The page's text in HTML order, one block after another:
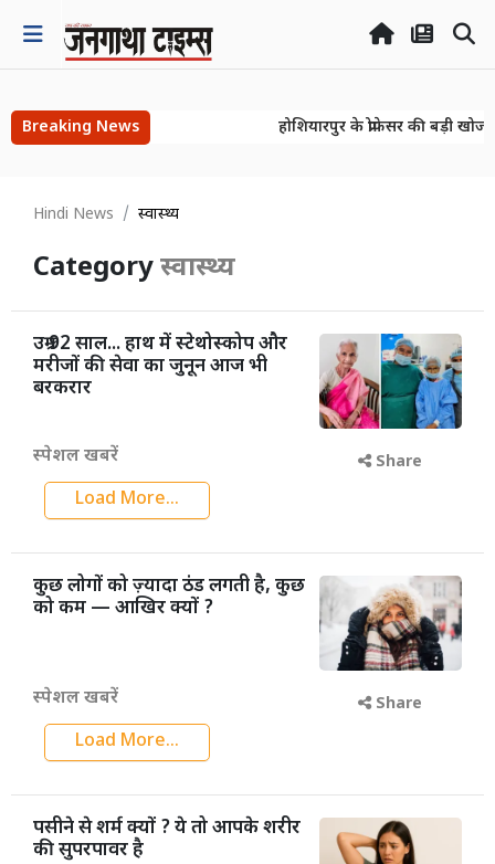
Breaking News
होशियारपुर के प्रोफेसर की बड़ी
Hindi News स्वास्थ्य
Categoryस्वास्थ्य
उम्र 92 साल... हाथ में स्टेथोस्कोप और
मरीजों की सेवा का जुनून आज भी
बरकरार
स्पेशल खबरें
Load More...
Share
कुछ लोगों को ज़्यादा ठंड लगती है, कुछ
को कम — आखिर क्यों ?
स्पेशल खबरें
Load More...
Share
पसीने से शर्म क्यों ? ये तो आपके शरीर
की सुपरपावर है